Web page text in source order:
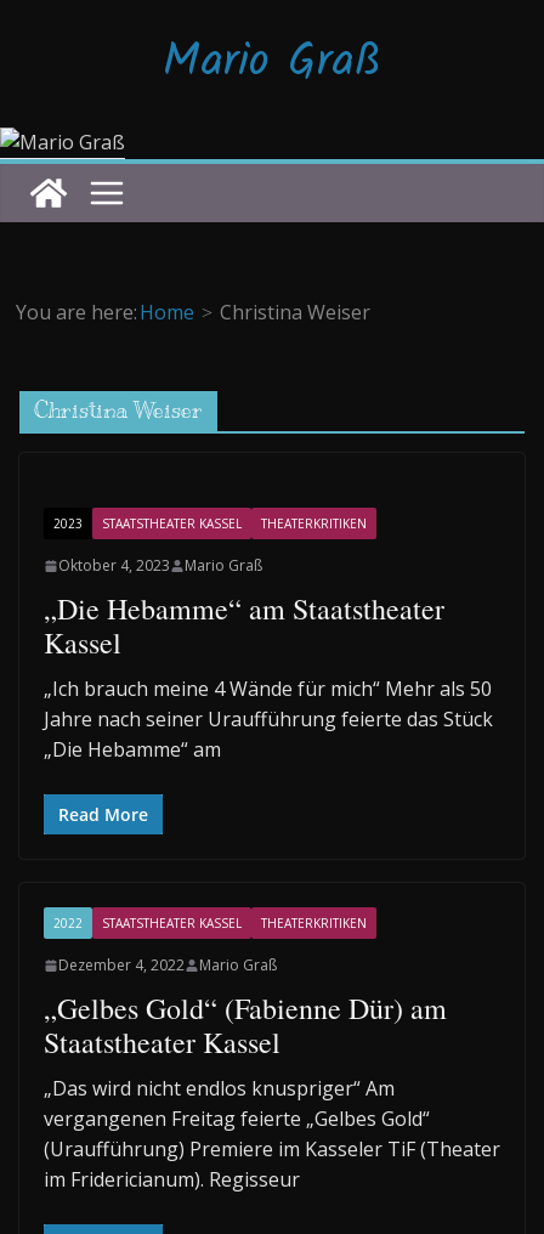
Mario Graß
You are here:Home Christina Weiser
Christina Weiser
2023 STAATSTHEATER KASSEL THEATERKRITIKEN
Oktober 4, 2023 Mario Graß
„Die Hebamme“ am Staatstheater
Kassel
„Ich brauch meine 4 Wände für mich“ Mehr als 50
Jahre nach seiner Uraufführung feierte das Stück
„Die Hebamme“ am
Read More
2022 STAATSTHEATER KASSEL THEATERKRITIKEN
Dezember 4, 2022 Mario Graß
„Gelbes Gold“ (Fabienne Dür) am
Staatstheater Kassel
„Das wird nicht endlos knuspriger“ Am
vergangenen Freitag feierte „Gelbes Gold“
(Uraufführung) Premiere im Kasseler TiF (Theater
im Fridericianum). Regisseur